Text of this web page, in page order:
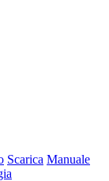
Scarica Manuale